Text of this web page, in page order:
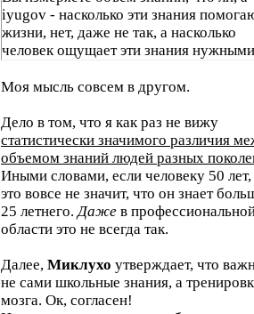
iyugov - насколько эти знания
жизни, нет, даже не так, а насколько
человек ощущает эти знания
Моя мысль совсем в другом.
Дело в том, что я как раз не вижу
статистически значимого различия
объемом знаний людей разных
Иными словами, если человеку 50 лет,
это вовсе не значит, что он знает
25 летнего.Даже в
области это не всегда так.
Далее, Миклухо утверждает, что
не сами школьные знания, а
мозга. Ок, согласен!